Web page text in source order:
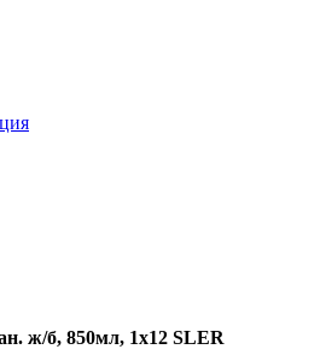
ж/б, 850мл, 1х12 SLER